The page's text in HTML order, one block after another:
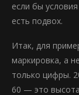
если бы
есть подвох.
Итак, для
маркировка, а
только цифры.
60 — это